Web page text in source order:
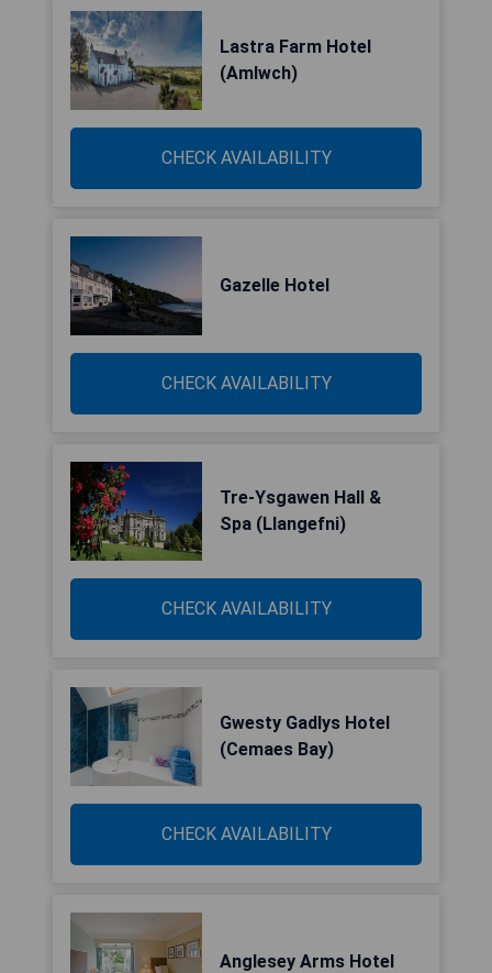
Lastra Farm Hotel
(Amlwch)
CHECK AVAILABILITY
Gazelle Hotel
CHECK AVAILABILITY
Tre-Ysgawen Hall &
Spa (Llangefni)
CHECK AVAILABILITY
Gwesty Gadlys Hotel
(Cemaes Bay)
CHECK AVAILABILITY
Anglesey Arms Hotel